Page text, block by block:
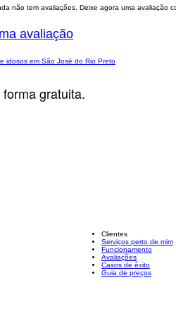
não tem avaliações. Deixe agora uma avaliação
avaliação
idosos em São José do Rio Preto
gratuita.
Clientes
Serviços perto de mim
Funcionamento
Avaliações
Casos de êxito
Guia de preços